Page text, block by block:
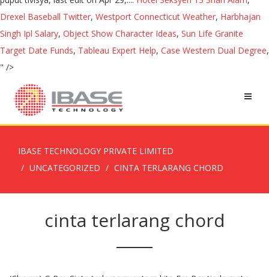
Drexel Baseball Twitter, Westport Connecticut Weather, Harbhajan
Singh Ipl Salary, Object Show Character Ideas, Sun Life Granite
Target Date Funds, Tableau Expert Help, Case Western Dual Degree,
" />
IBASE TECHNOLOGY PRIVATE LIMITED
UNCATEGORIZED
CINTA TERLARANG CHORD
cinta terlarang chord